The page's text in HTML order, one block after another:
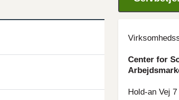
Center for
Hold-an Vej 7